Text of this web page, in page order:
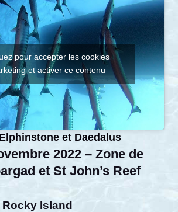
pour accepter les cookies
et activer ce contenu
et Daedalus
2022 – Zone de
et St John’s Reef
Rocky Island